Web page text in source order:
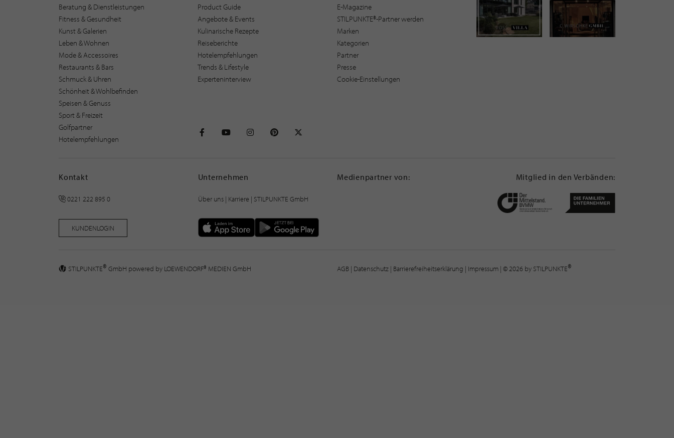
Beratung & Dienstleistungen
Fitness & Gesundheit
Kunst & Galerien
Leben & Wohnen
Mode & Accessoires
Restaurants & Bars
Schmuck & Uhren
Schönheit & Wohlbefinden
Speisen & Genuss
Sport & Freizeit
Golfpartner
Hotelempfehlungen
Product Guide
Angebote & Events
Kulinarische Rezepte
Reiseberichte
Hotelempfehlungen
Trends & Lifestyle
Experteninterview
E-Magazine
STILPUNKTE®-Partner werden
Marken
Kategorien
Partner
Presse
Cookie-Einstellungen
Kontakt
0221 222 895 0
KUNDENLOGIN
Unternehmen
Über uns| Karriere | STILPUNKTE GmbH
Medienpartner von: Mitglied in den Verbänden:
STILPUNKTE® GmbH powered by LOEWENDORF® MEDIEN GmbH AGB | Datenschutz | Barrierefreiheitserklärung | Impressum | © 2026 by STILPUNKTE®